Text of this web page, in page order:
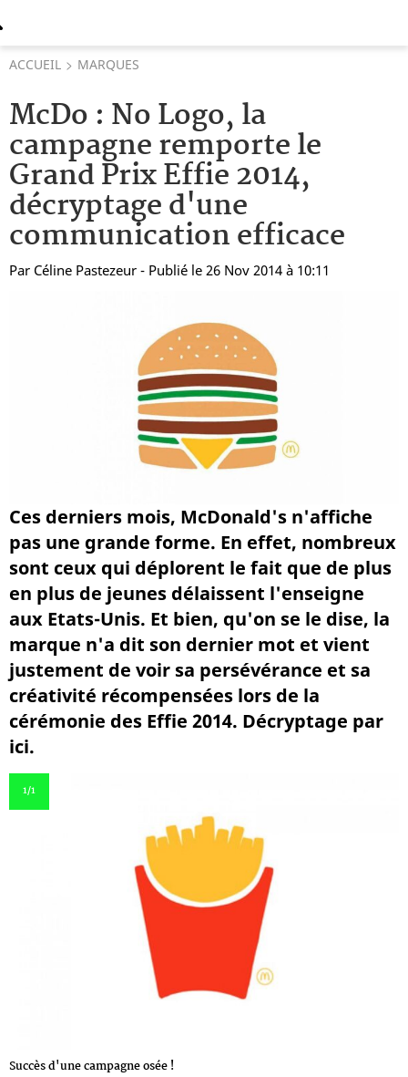
ACCUEIL MARQUES
McDo : No Logo, la
campagne remporte le
Grand Prix Effie 2014,
décryptage d'une
communication efficace
Par Céline Pastezeur - Publié le 26 Nov 2014 à 10:11
Ces derniers mois, McDonald's n'affiche
pas une grande forme. En effet, nombreux
sont ceux qui déplorent le fait que de plus
en plus de jeunes délaissent l'enseigne
aux Etats-Unis. Et bien, qu'on se le dise, la
marque n'a dit son dernier mot et vient
justement de voir sa persévérance et sa
créativité récompensées lors de la
cérémonie des Effie 2014. Décryptage par
ici.
1/1
Succès d'une campagne osée !